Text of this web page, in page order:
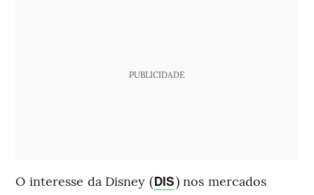
PUBLICIDADE
O interesse da Disney (DIS) nos mercados